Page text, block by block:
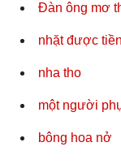
Đàn ông mơ
nhặt được
nha tho
một người
bông hoa nở